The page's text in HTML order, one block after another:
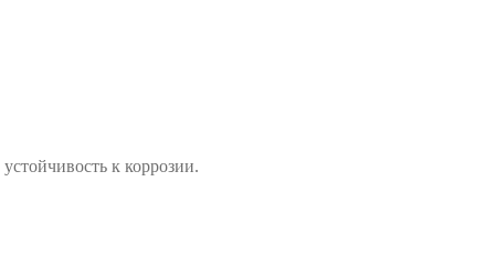
к коррозии.